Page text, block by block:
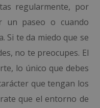
regularmente, por
un paseo o cuando
Si te da miedo que se
no te preocupes. El
lo único que debes
que tengan los
que el entorno de